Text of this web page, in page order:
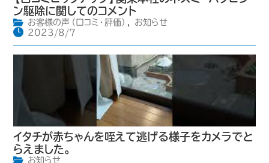
ン駆除に関してのコメント
お客様の声（口コミ・評価） ,
お知らせ
2023/8/7
イタチが赤ちゃんを咥えて逃げる様子をカメラでと
らえました。
お知らせ